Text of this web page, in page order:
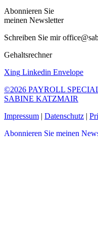
Abonnieren Sie
meinen Newsletter
Schreiben Sie mir
Gehaltsrechner
Xing Linkedin Envelope
©2026 PAYROLL
SABINE KATZMAIR
Impressum | Datenschutz |
Abonnieren Sie meinen